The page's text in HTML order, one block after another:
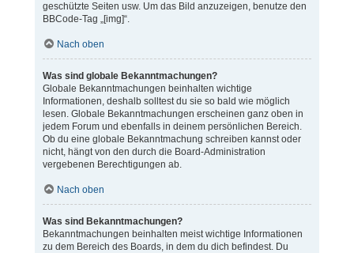
geschützte Seiten usw. Um das Bild anzuzeigen, benutze den
BBCode-Tag „[img]“.
Nach oben
Was sind globale Bekanntmachungen?
Globale Bekanntmachungen beinhalten wichtige
Informationen, deshalb solltest du sie so bald wie möglich
lesen. Globale Bekanntmachungen erscheinen ganz oben in
jedem Forum und ebenfalls in deinem persönlichen Bereich.
Ob du eine globale Bekanntmachung schreiben kannst oder
nicht, hängt von den durch die Board-Administration
vergebenen Berechtigungen ab.
Nach oben
Was sind Bekanntmachungen?
Bekanntmachungen beinhalten meist wichtige Informationen
zu dem Bereich des Boards, in dem du dich befindest. Du